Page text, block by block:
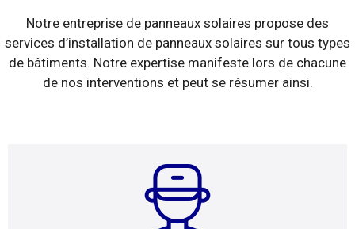
Notre entreprise de panneaux solaires propose des
services d’installation de panneaux solaires sur tous types
de bâtiments. Notre expertise manifeste lors de chacune
de nos interventions et peut se résumer ainsi.